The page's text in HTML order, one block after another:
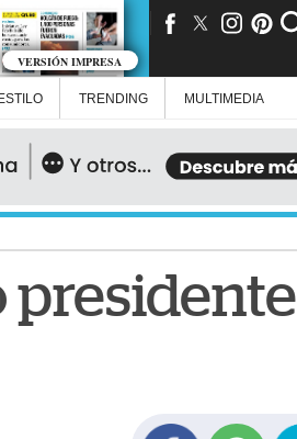
VERSIÓN IMPRESA
TRENDING MULTIMEDIA
presidente